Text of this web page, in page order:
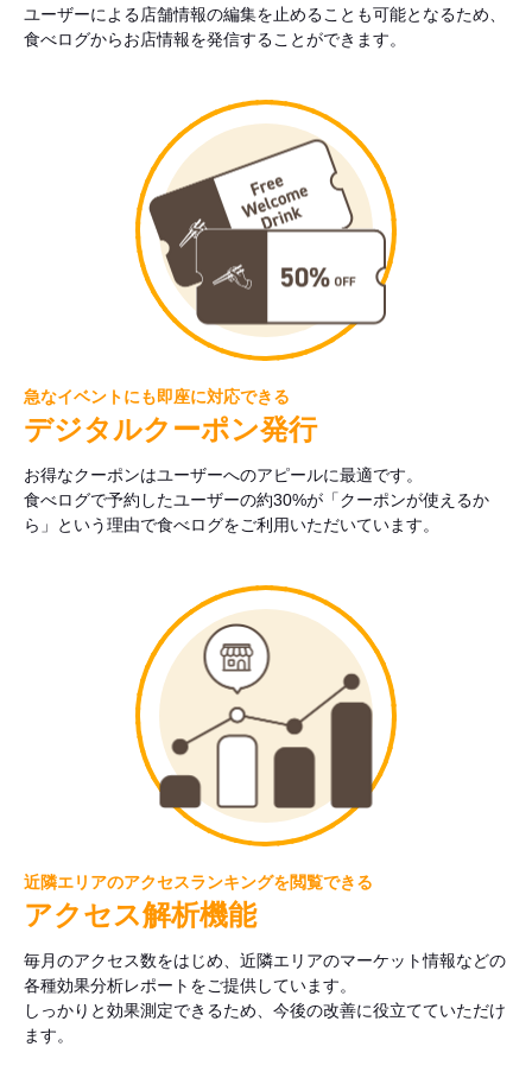
ユーザーによる店舗情報の編集を止めることも可能となるため、
食べログからお店情報を発信することができます。
急なイベントにも即座に対応できる
デジタルクーポン発行
お得なクーポンはユーザーへのアピールに最適です。
食べログで予約したユーザーの約30%が「クーポンが使えるか
ら」という理由で食べログをご利用いただいています。
近隣エリアのアクセスランキングを閲覧できる
アクセス解析機能
毎月のアクセス数をはじめ、近隣エリアのマーケット情報などの
各種効果分析レポートをご提供しています。
しっかりと効果測定できるため、今後の改善に役立てていただけ
ます。